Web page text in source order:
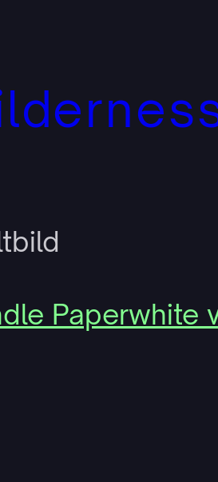
Paperwhite